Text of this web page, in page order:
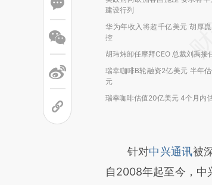
建设行列
华为年收入将超千亿美元 胡厚
控
胡玮炜卸任摩拜CEO 总裁刘禹接
瑞幸咖啡B轮融资2亿美元 半年
元
瑞幸咖啡估值20亿美元 4个月内
针对中兴通讯被
自2008年起至今，中